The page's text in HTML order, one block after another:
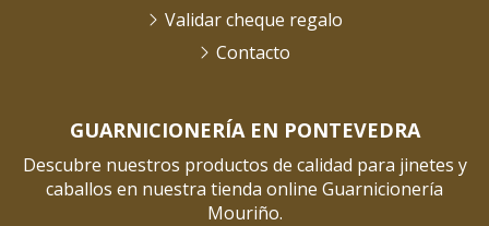
GUARNICIONERÍA EN PONTEVEDRA
Descubre nuestros productos de calidad para jinetes y
caballos en nuestra tienda online Guarnicionería
Mouriño.
Validar cheque regalo
Contacto